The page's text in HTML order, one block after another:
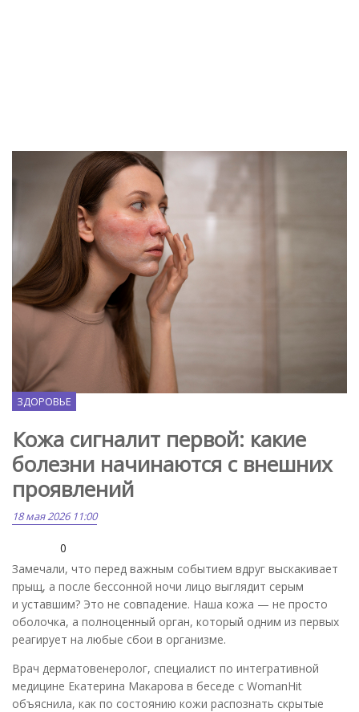
Freepik.com
ЗДОРОВЬЕ
Кожа сигналит первой: какие
болезни начинаются с внешних
проявлений
18 мая 2026 11:00
0
Замечали, что перед важным событием вдруг выскакивает
прыщ, а после бессонной ночи лицо выглядит серым
и уставшим? Это не совпадение. Наша кожа — не просто
оболочка, а полноценный орган, который одним из первых
реагирует на любые сбои в организме.
Врач дерматовенеролог, специалист по интегративной
медицине Екатерина Макарова в беседе с WomanHit
объяснила, как по состоянию кожи распознать скрытые